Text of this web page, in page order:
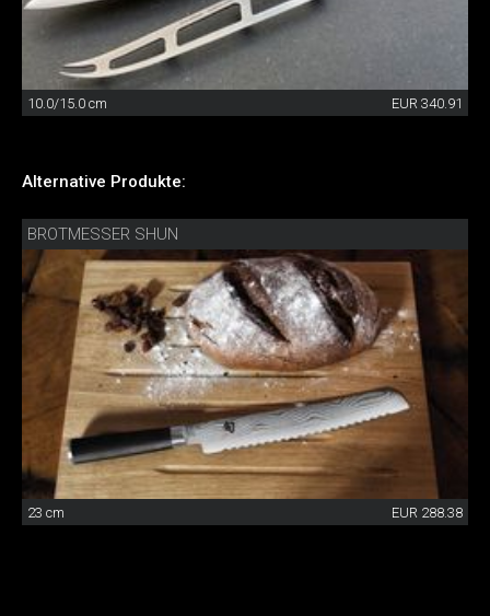
10.0/15.0 cm EUR 340.91
Alternative Produkte:
BROTMESSER SHUN
23 cm EUR 288.38